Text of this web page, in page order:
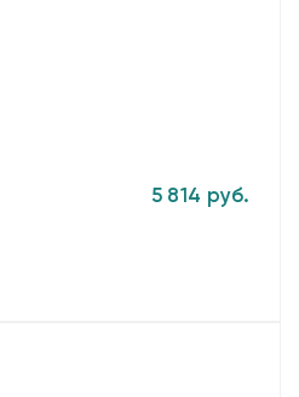
5 814 руб.